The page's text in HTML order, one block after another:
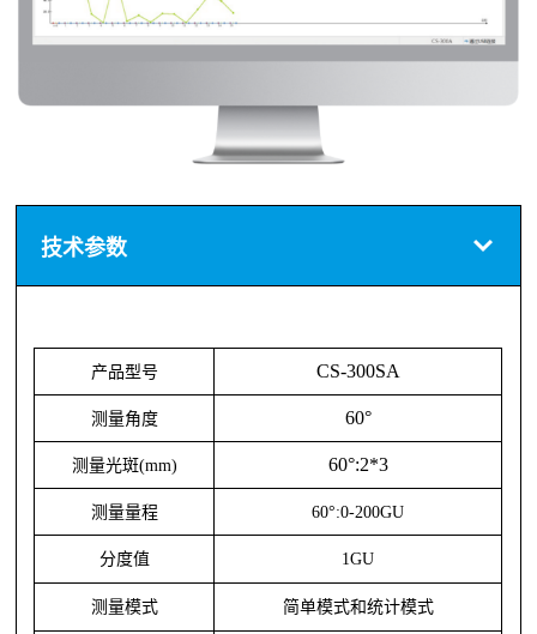
技术参数
产品型号 CS-300SA
测量角度 60°
测量光斑(mm) 60°:2*3
测量量程 60°:0-200GU
分度值 1GU
测量模式 简单模式和统计模式